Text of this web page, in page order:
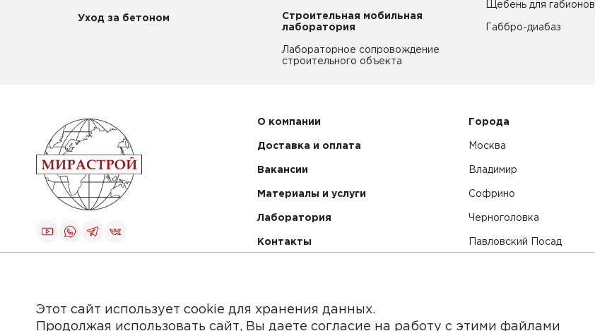
Уход за бетоном
Строительная мобильная
лаборатория
Лабораторное сопровождение
строительного объекта
Щебень для габионов
Габбро-диабаз
О компании
Доставка и оплата
Вакансии
Материалы и услуги
Лаборатория
Контакты
Города
Москва
Владимир
Софрино
Черноголовка
Павловский Посад
Этот сайт использует cookie для хранения данных.
Продолжая использовать сайт, Вы даете согласие на работу с этими файлами